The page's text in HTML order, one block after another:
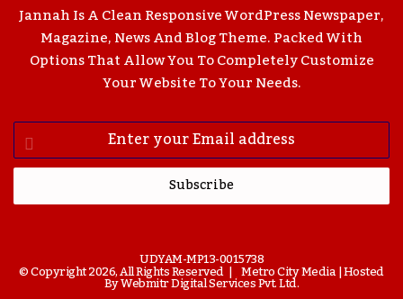
Jannah Is A Clean Responsive WordPress Newspaper,
Magazine, News And Blog Theme. Packed With
Options That Allow You To Completely Customize
Your Website To Your Needs.
Enter
Your
Email
Address
UDYAM-MP13-0015738
© Copyright 2026, All Rights Reserved | Metro City Media| Hosted
ByWebmitr Digital Services Pvt. Ltd.